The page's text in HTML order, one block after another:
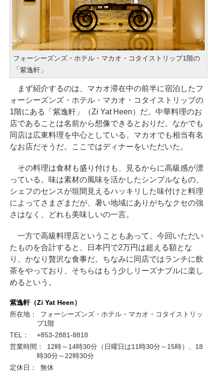
フォーシーズンズ・ホテル・マカオ・コタイストリップ1階の
「紫逸軒」
まず紹介するのは、マカオ滞在中の前半に宿泊したフ
ォーシーズンズ・ホテル・マカオ・コタイストリップの
1階にある「紫逸軒」（Zi Yat Heen）だ。中華料理のお
店であることは名前から想像できるとおりだ。なかでも
同店は広東料理を中心としている。マカオでも相当有名
なお店だそうだ。ここではディナーをいただいた。
その料理は食材も盛り付けも、見るからに高級感が漂
っている。味は素材の風味を活かしたシンプルなもの、
シェフのセンスが垣間見えるハッキリした味付けと料理
によってさまざまだが、暑い地域にありがちなクセの強
さはなく、どれも美味しいの一言。
一方で高級料理店ということもあって、今回いただい
たものを合計すると、日本円で2万円は超える額とな
り、かなり贅沢な食事だ。ちなみに同店ではランチに飲
茶をやっており、そちらはもう少しリーズナブルに楽し
めるという。
紫逸軒（Zi Yat Heen）
所在地：
フォーシーズンズ・ホテル・マカオ・コタイストリッ
プ1階
TEL：
+853-2881-8818
営業時間：
12時～14時30分（日曜日は11時30分～15時）、18
時30分～22時30分
定休日：
無休